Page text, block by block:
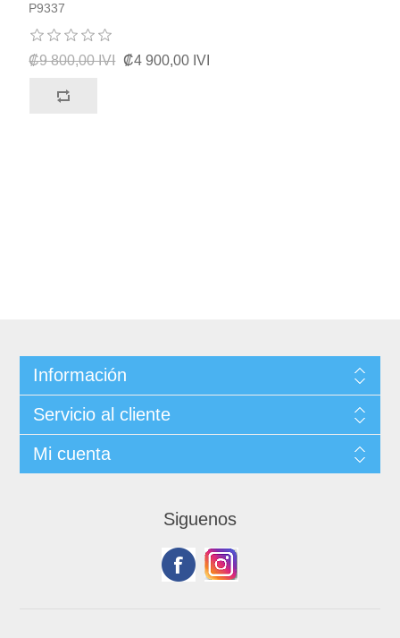
P9337
₡9 800,00 IVI ₡4 900,00 IVI
Información
Servicio al cliente
Mi cuenta
Siguenos